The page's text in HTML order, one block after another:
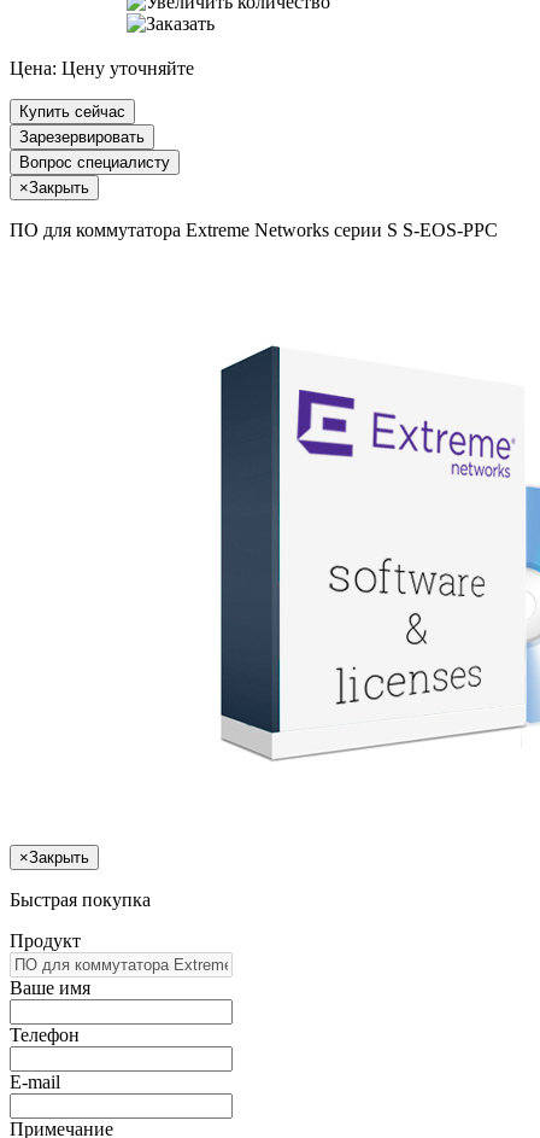
Цена: Цену уточняйте
Купить сейчас
Зарезервировать
Вопрос специалисту
×Закрыть
ПО для коммутатора Extreme Networks серии S S-EOS-PPC
×Закрыть
Быстрая покупка
Продукт
Ваше имя
Телефон
E-mail
Примечание